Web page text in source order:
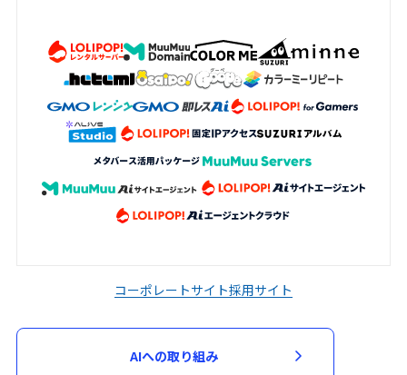
コーポレートサイト採用サイト
AIへの取り組み